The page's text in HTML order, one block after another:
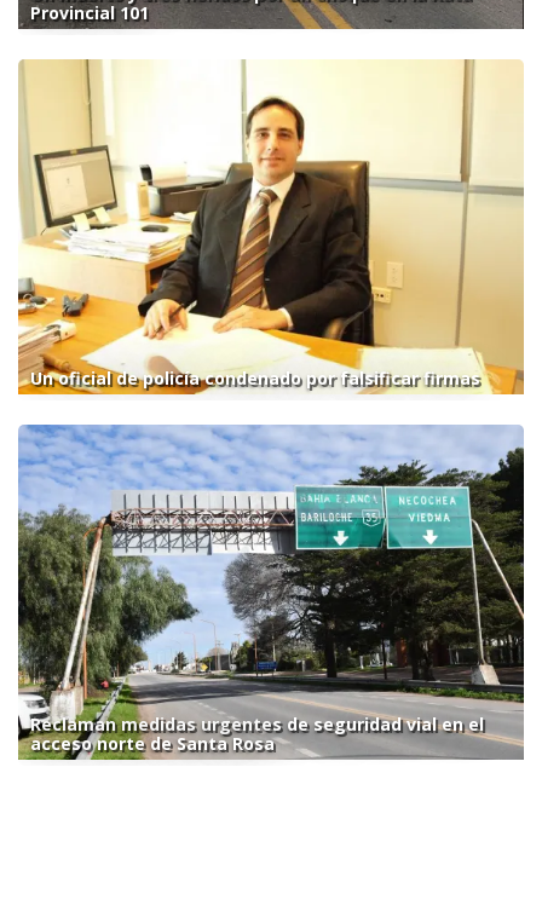
Provincial 101
Un oficial de policía condenado por falsificar firmas
Reclaman medidas urgentes de seguridad vial en el
acceso norte de Santa Rosa